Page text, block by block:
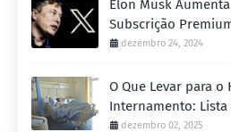
Elon Musk
Subscrição
dezembro 24, 2024
O Que Levar para o
Internamento: Lista
dezembro 02, 2025